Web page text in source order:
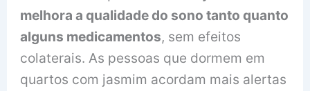
melhora a qualidade do sono tanto quanto
alguns medicamentos, sem efeitos
colaterais. As pessoas que dormem em
quartos com jasmim acordam mais alertas